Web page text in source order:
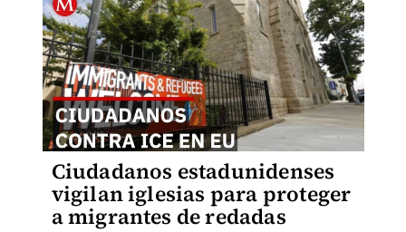
Ciudadanos estadunidenses
vigilan iglesias para proteger
a migrantes de redadas